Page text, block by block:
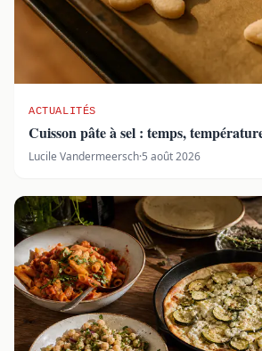
ACTUALITÉS
Cuisson pâte à sel : temps,
Lucile Vandermeersch·5 août 2026